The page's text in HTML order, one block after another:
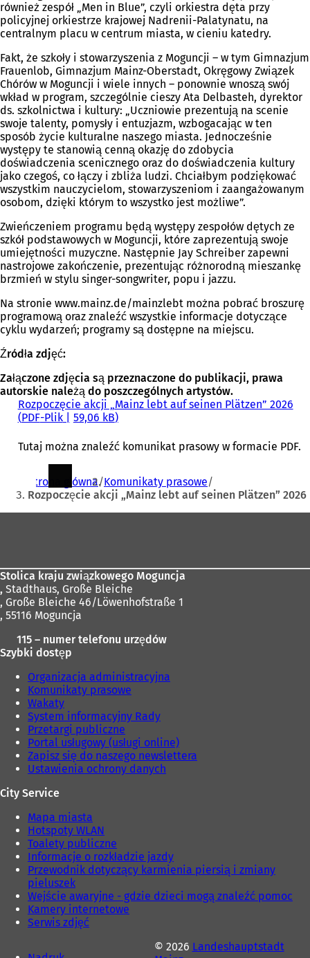
również zespół „Men in Blue”, czyli orkiestra dęta przy
policyjnej orkiestrze krajowej Nadrenii-Palatynatu, na
centralnym placu w centrum miasta, w cieniu katedry.
Fakt, że szkoły i stowarzyszenia z Moguncji – w tym Gimnazjum
Frauenlob, Gimnazjum Mainz-Oberstadt, Okręgowy Związek
Chórów w Moguncji i wiele innych – ponownie wnoszą swój
wkład w program, szczególnie cieszy Ata Delbasteh, dyrektor
ds. szkolnictwa i kultury: „Uczniowie prezentują na scenie
swoje talenty, pomysły i entuzjazm, wzbogacając w ten
sposób życie kulturalne naszego miasta. Jednocześnie
występy te stanowią cenną okazję do zdobycia
doświadczenia scenicznego oraz do doświadczenia kultury
jako czegoś, co łączy i zbliża ludzi. Chciałbym podziękować
wszystkim nauczycielom, stowarzyszeniom i zaangażowanym
osobom, dzięki którym to wszystko jest możliwe”.
Zwieńczeniem programu będą występy zespołów dętych ze
szkół podstawowych w Moguncji, które zaprezentują swoje
umiejętności muzyczne. Następnie Jay Schreiber zapewni
nastrojowe zakończenie, prezentując różnorodną mieszankę
brzmień w stylu singer-songwriter, popu i jazzu.
Na stronie www.mainz.de/mainzlebt można pobrać broszurę
programową oraz znaleźć wszystkie informacje dotyczące
cyklu wydarzeń; programy są dostępne na miejscu.
Źródła zdjęć:
Załączone zdjęcia są przeznaczone do publikacji, prawa
autorskie należą do poszczególnych artystów.
Rozpoczęcie akcji „Mainz lebt auf seinen Plätzen” 2026
PDF-Plik 59,06 kB
Tutaj można znaleźć komunikat prasowy w formacie PDF.
Jesteś
tutaj:
Strona główna Komunikaty prasowe
Rozpoczęcie akcji „Mainz lebt auf seinen Plätzen” 2026
Stolica kraju związkowego Moguncja
, Stadthaus, Große Bleiche
, Große Bleiche 46/Löwenhofstraße 1
, 55116 Moguncja
115 – numer telefonu urzędów
Szybki dostęp
Organizacja administracyjna
Komunikaty prasowe
Wakaty
System informacyjny Rady
Przetargi publiczne
Portal usługowy (usługi online)
Zapisz się do naszego newslettera
Ustawienia ochrony danych
City Service
Mapa miasta
Hotspoty WLAN
Toalety publiczne
Informacje o rozkładzie jazdy
Przewodnik dotyczący karmienia piersią i zmiany
pieluszek
Wejście awaryjne - gdzie dzieci mogą znaleźć pomoc
Kamery internetowe
Serwis zdjęć
© 2026 Landeshauptstadt